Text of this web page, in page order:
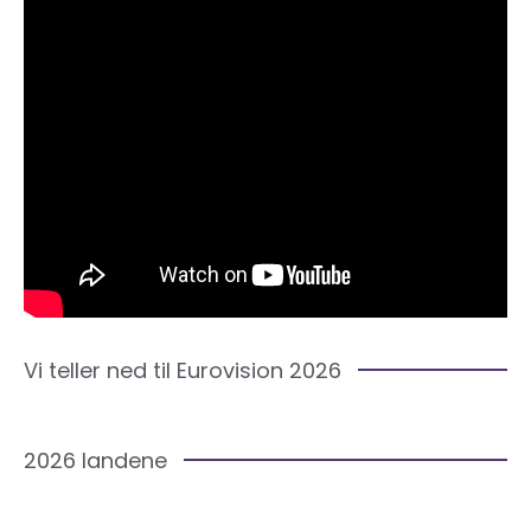
Vi teller ned til Eurovision 2026
2026 landene